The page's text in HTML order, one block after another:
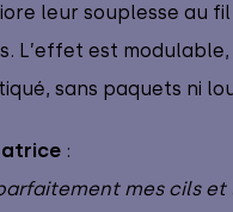
leur souplesse au fil
L’effet est
sans paquets ni
:
mes cils et